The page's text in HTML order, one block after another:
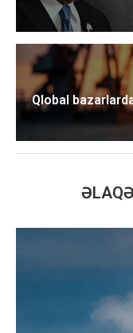
Qlobal